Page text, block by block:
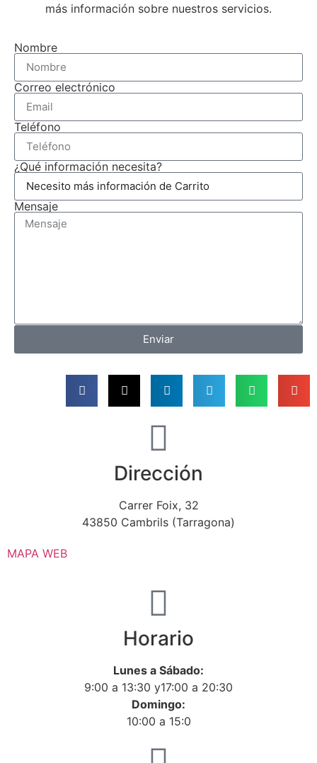
más información sobre nuestros servicios.
Nombre
Correo electrónico
Teléfono
¿Qué información necesita?
Mensaje
Enviar
Dirección
Carrer Foix, 32
43850 Cambrils (Tarragona)
MAPA WEB
Horario
Lunes a Sábado:
9:00 a 13:30 y17:00 a 20:30
Domingo:
10:00 a 15:0